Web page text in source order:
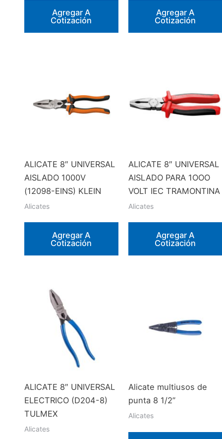
Agregar A
Cotización
Agregar A
Cotización
ALICATE 8″ UNIVERSAL
AISLADO 1000V
(12098-EINS) KLEIN
Alicates
Agregar A
Cotización
ALICATE 8″ UNIVERSAL
AISLADO PARA 1OOO
VOLT IEC TRAMONTINA
Alicates
Agregar A
Cotización
ALICATE 8″ UNIVERSAL
ELECTRICO (D204-8)
TULMEX
Alicates
Alicate multiusos de
punta 8 1/2”
Alicates